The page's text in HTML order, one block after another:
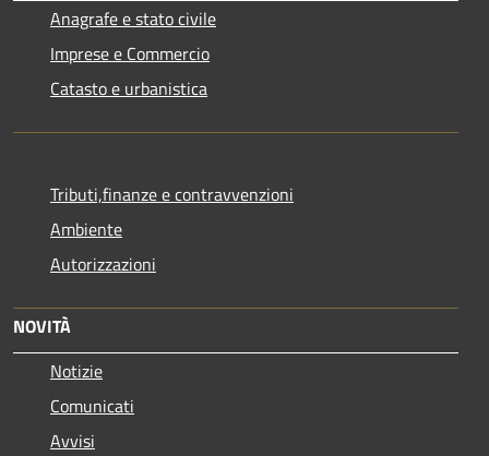
Anagrafe e stato civile
Imprese e Commercio
Catasto e urbanistica
Tributi,finanze e contravvenzioni
Ambiente
Autorizzazioni
NOVITÀ
Notizie
Comunicati
Avvisi